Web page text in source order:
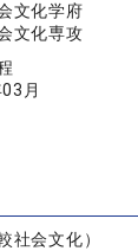
文化学府
文化専攻
月
社会文化）